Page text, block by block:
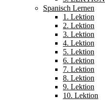
Spanisch Lernen
1. Lektion
2. Lektion
3. Lektion
4. Lektion
5. Lektion
6. Lektion
7. Lektion
8. Lektion
9. Lektion
10. Lektion